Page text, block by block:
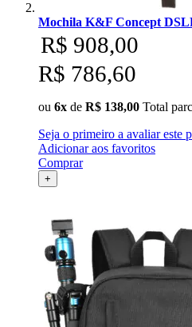
Mochila K&F Concept
R$ 908,00
R$ 786,60
ou 6x de R$ 138,00 Total
Seja o primeiro a avaliar este
Adicionar aos favoritos
Comprar
+